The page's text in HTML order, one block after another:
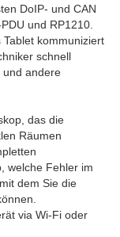
DoIP- und CAN
und RP1210.
kommuniziert
schnell
und andere
das die
Räumen
welche Fehler im
dem Sie die
via Wi-Fi oder